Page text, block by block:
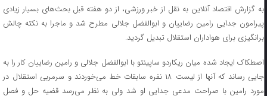
به گزارش اقتصاد آنلاین به نقل از خبر ورزشی، از دو هفته قبل بحث‌های بسیار زیادی
پیرامون جدایی رامین رضاییان و ابوالفضل جلالی مطرح شد و ماجرا به نکته چالش
برانگیزی برای هواداران استقلال تبدیل گردید.
اصطکاک ایجاد شده میان ریکاردو ساپینتو با ابوالفضل جلالی و رامین رضاییان کار را به
جایی رساند که آنها از لیست ۱۸ نفره سابقات خط می‌خوردند و سرمربی استقلال در
مورد رامین با صراحت مدعی جدایی او شد ولی به نظر می‌رسد قضیه حل و فصل